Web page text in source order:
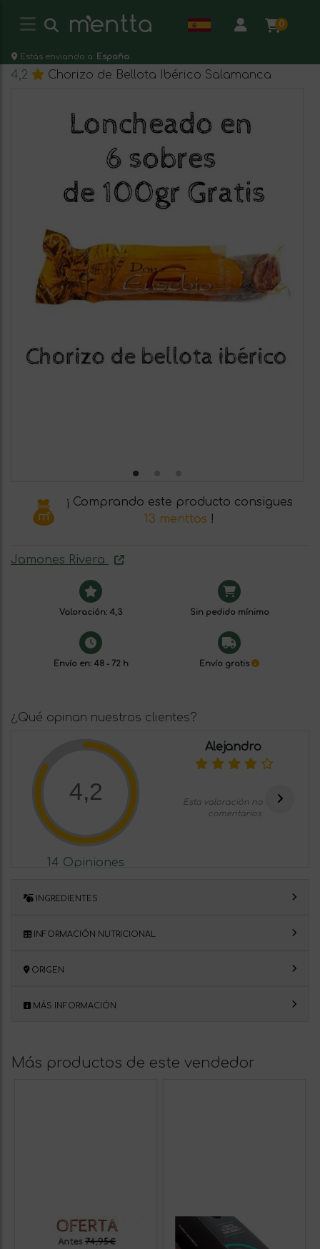
0
Estás enviando a: España
4,2 Chorizo de Bellota Ibérico Salamanca
¡ Comprando este producto consigues
13 menttos !
Jamones Rivera
Valoración: 4,3 Sin pedido mínimo
Envío en: 48 - 72 h Envío gratis
¿Qué opinan nuestros clientes?
4,2
14 Opiniones
Alejandro
Esta valoración no tiene
comentarios
INGREDIENTES
INFORMACIÓN NUTRICIONAL
ORIGEN
MÁS INFORMACIÓN
Más productos de este vendedor